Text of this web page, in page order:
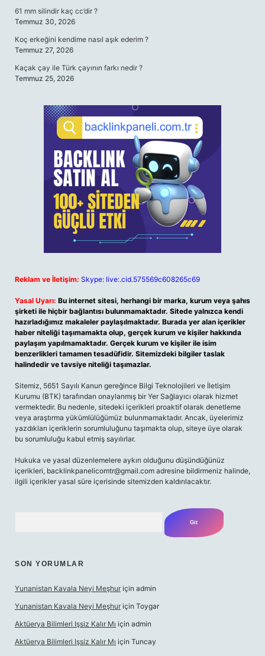
61 mm silindir kaç cc’dir ?
Temmuz 30, 2026
Koç erkeğini kendime nasıl aşık ederim ?
Temmuz 27, 2026
Kaçak çay ile Türk çayının farkı nedir ?
Temmuz 25, 2026
Reklam ve İletişim: Skype: live:.cid.575569c608265c69
Yasal Uyarı: Bu internet sitesi, herhangi bir marka, kurum veya şahıs
şirketi ile hiçbir bağlantısı bulunmamaktadır. Sitede yalnızca kendi
hazırladığımız makaleler paylaşılmaktadır. Burada yer alan içerikler
haber niteliği taşımamakta olup, gerçek kurum ve kişiler hakkında
paylaşım yapılmamaktadır. Gerçek kurum ve kişiler ile isim
benzerlikleri tamamen tesadüfidir. Sitemizdeki bilgiler taslak
halindedir ve tavsiye niteliği taşımazlar.
Sitemiz, 5651 Sayılı Kanun gereğince Bilgi Teknolojileri ve İletişim
Kurumu (BTK) tarafından onaylanmış bir Yer Sağlayıcı olarak hizmet
vermektedir. Bu nedenle, sitedeki içerikleri proaktif olarak denetleme
veya araştırma yükümlülüğümüz bulunmamaktadır. Ancak, üyelerimiz
yazdıkları içeriklerin sorumluluğunu taşımakta olup, siteye üye olarak
bu sorumluluğu kabul etmiş sayılırlar.
Hukuka ve yasal düzenlemelere aykırı olduğunu düşündüğünüz
içerikleri, backlinkpanelicomtr@gmail.com adresine bildirmeniz halinde,
ilgili içerikler yasal süre içerisinde sitemizden kaldırılacaktır.
SON YORUMLAR
Yunanistan Kavala Neyi Meşhur için admin
Yunanistan Kavala Neyi Meşhur için Toygar
Aktüerya Bilimleri Işsiz Kalır Mı için admin
Aktüerya Bilimleri Işsiz Kalır Mı için Tuncay